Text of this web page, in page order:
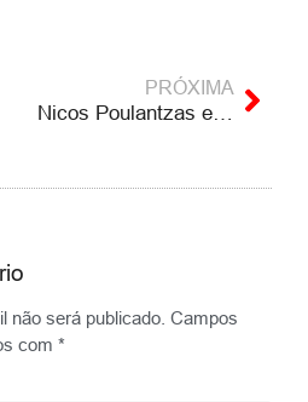
PRÓXIMA
Nicos Poulantzas e a teoria política marxista
não será publicado. Campos
com *